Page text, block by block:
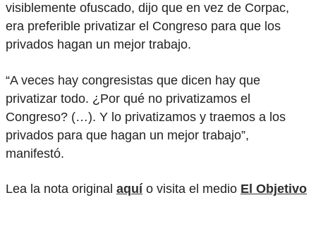
visiblemente ofuscado, dijo que en vez de Corpac,
era preferible privatizar el Congreso para que los
privados hagan un mejor trabajo.
“A veces hay congresistas que dicen hay que
privatizar todo. ¿Por qué no privatizamos el
Congreso? (…). Y lo privatizamos y traemos a los
privados para que hagan un mejor trabajo”,
manifestó.
Lea la nota original aquí o visita el medio El Objetivo